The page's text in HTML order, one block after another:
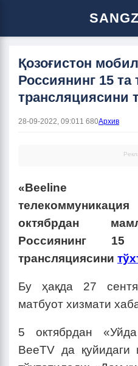
Қозоғистон
Россиянинг 15 та
трансляциясини
28-09-2022, 09:011 680Архив
«Beeline
октябрдан
Россиянинг
трансляциясини
Бу ҳақда 27
матбуот хизмати
5 октябрдан
BeeTV да қуйидаги